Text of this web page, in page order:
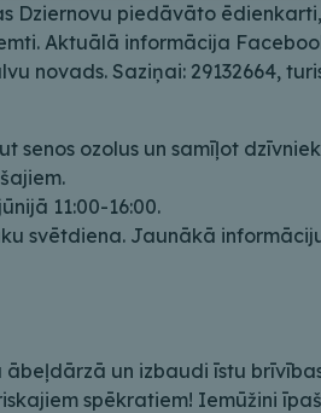
Dziernovu piedāvāto
Aktuālā informācija
novads. Saziņai: 29132664,
ozolus un samīļot
11:00-16:00.
svētdiena. Jaunākā
un izbaudi īstu
spēkratiem! Iemūžini